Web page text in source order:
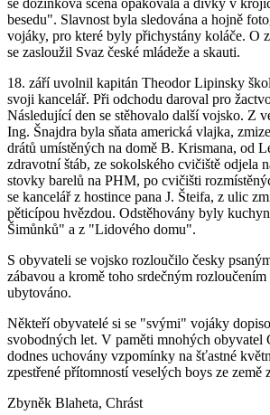
besedu". Slavnost byla sledována a hojně
vojáky, pro které byly přichystány koláče. O
se zasloužil Svaz české mládeže a skauti.
18. září uvolnil kapitán Theodor Lipinsky
svoji kancelář. Při odchodu daroval pro
Následující den se stěhovalo další vojsko. Z
Ing. Šnajdra byla sňata americká vlajka,
drátů umístěných na domě B. Krismana, od
zdravotní štáb, ze sokolského cvičiště odjela
stovky barelů na PHM, po cvičišti
se kancelář z hostince pana J. Šteifa, z ulic
pěticípou hvězdou. Odstěhovány byly
Šimůnků" a z "Lidového domu".
S obyvateli se vojsko rozloučilo česky
zábavou a kromě toho srdečným
ubytováno.
Někteří obyvatelé si se "svými" vojáky
svobodných let. V paměti mnohých obyvatel
dodnes uchovány vzpomínky na šťastné
zpestřené přítomností veselých boys ze země
Zbyněk Blaheta, Chrást